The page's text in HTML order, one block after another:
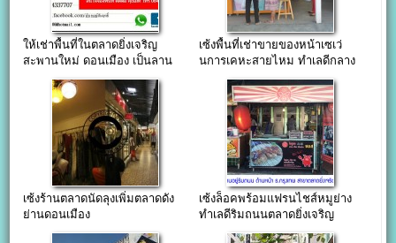
ให้เช่าพื้นที่ในตลาดยิ่งเจริญ
สะพานใหม่ ดอนเมือง เป็นลาน
โปรโมชั่น
เซ้งพื้นที่เช่าขายของหน้าเซเว่
นการเคหะสายไหม ทำเลดีกลาง
ชุมชน
เซ้งร้านตลาดนัดลุงเพิ่มตลาดดัง
ย่านดอนเมือง
เซ้งล็อคพร้อมแฟรนไชส์หมูย่าง
ทำเลดีริมถนนตลาดยิ่งเจริญ